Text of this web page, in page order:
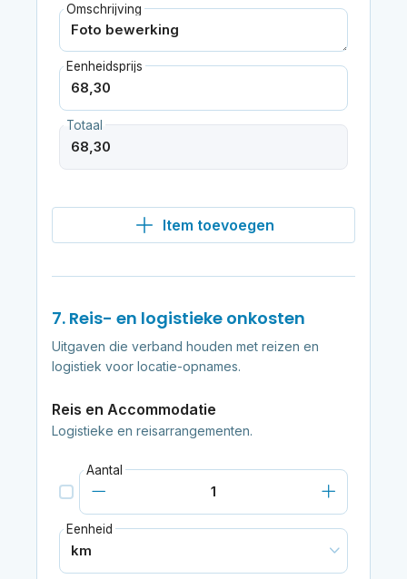
Omschrijving
Eenheidsprijs
Totaal
Item toevoegen
7. Reis- en logistieke onkosten
Uitgaven die verband houden met reizen en
logistiek voor locatie-opnames.
Reis en Accommodatie
Logistieke en reisarrangementen.
Aantal
Eenheid